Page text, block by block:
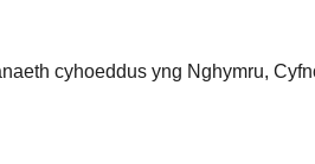
cyhoeddus yng Nghymru,